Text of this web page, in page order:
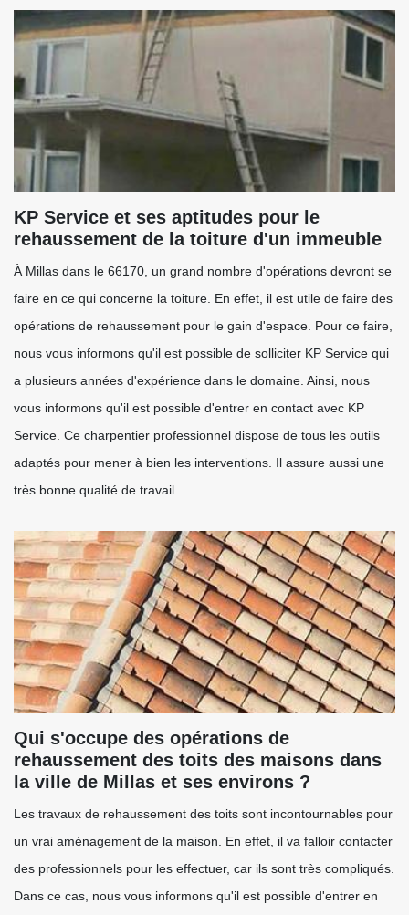
KP Service et ses aptitudes pour le
rehaussement de la toiture d'un immeuble
À Millas dans le 66170, un grand nombre d'opérations devront se
faire en ce qui concerne la toiture. En effet, il est utile de faire des
opérations de rehaussement pour le gain d'espace. Pour ce faire,
nous vous informons qu'il est possible de solliciter KP Service qui
a plusieurs années d'expérience dans le domaine. Ainsi, nous
vous informons qu'il est possible d'entrer en contact avec KP
Service. Ce charpentier professionnel dispose de tous les outils
adaptés pour mener à bien les interventions. Il assure aussi une
très bonne qualité de travail.
Qui s'occupe des opérations de
rehaussement des toits des maisons dans
la ville de Millas et ses environs ?
Les travaux de rehaussement des toits sont incontournables pour
un vrai aménagement de la maison. En effet, il va falloir contacter
des professionnels pour les effectuer, car ils sont très compliqués.
Dans ce cas, nous vous informons qu'il est possible d'entrer en